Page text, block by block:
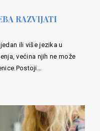
RAZVIJATI
ili više jezika u
većina njih ne može